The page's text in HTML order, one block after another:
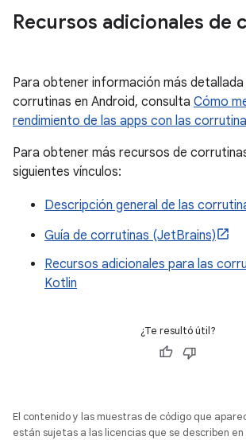
Recursos adicionales de
Para obtener información más
corrutinas en Android, consulta Cómo
rendimiento de las apps con las
Para obtener más recursos de
siguientes vínculos:
Descripción general de las
Guía de corrutinas (JetBrains)
Recursos adicionales para las
Kotlin
¿Te resultó útil?
El contenido y las muestras de código que
están sujetas a las licencias que se describen en